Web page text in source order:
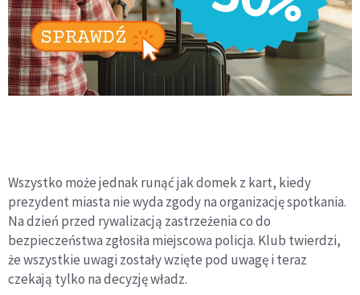
Wszystko może jednak runąć jak domek z kart, kiedy
prezydent miasta nie wyda zgody na organizację spotkania.
Na dzień przed rywalizacją zastrzeżenia co do
bezpieczeństwa zgłosiła miejscowa policja. Klub twierdzi,
że wszystkie uwagi zostały wzięte pod uwagę i teraz
czekają tylko na decyzję władz.